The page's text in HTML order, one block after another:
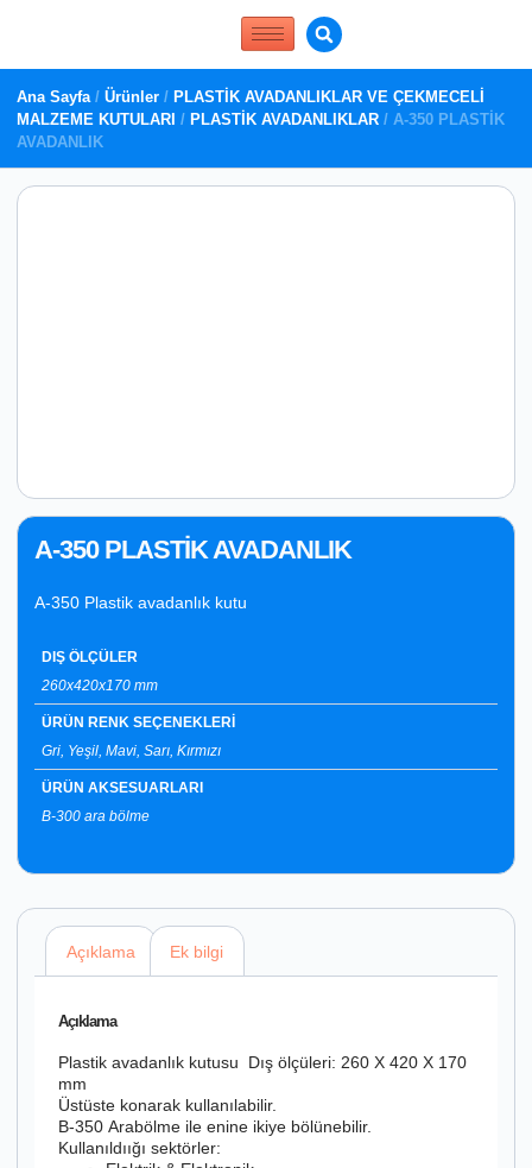
Ana Sayfa/ Ürünler / PLASTİK AVADANLIKLAR VE ÇEKMECELİ
MALZEME KUTULARI / PLASTİK AVADANLIKLAR / A-350 PLASTİK
AVADANLIK
A-350 PLASTİK AVADANLIK
A-350 Plastik avadanlık kutu
DIŞ ÖLÇÜLER
260x420x170 mm
ÜRÜN RENK SEÇENEKLERİ
Gri, Yeşil, Mavi, Sarı, Kırmızı
ÜRÜN AKSESUARLARI
B-300 ara bölme
Açıklama Ek bilgi
Açıklama
Plastik avadanlık kutusu Dış ölçüleri: 260 X 420 X 170
mm
Üstüste konarak kullanılabilir.
B-350 Arabölme ile enine ikiye bölünebilir.
Kullanıldıığı sektörler: